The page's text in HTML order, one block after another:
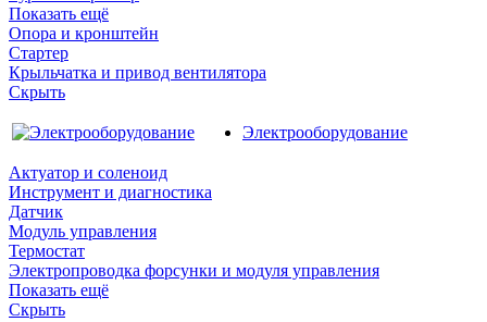
Показать ещё
Опора и кронштейн
Стартер
Крыльчатка и привод вентилятора
Скрыть
Электрооборудование
Актуатор и соленоид
Инструмент и диагностика
Датчик
Модуль управления
Термостат
Электропроводка форсунки и модуля управления
Показать ещё
Скрыть